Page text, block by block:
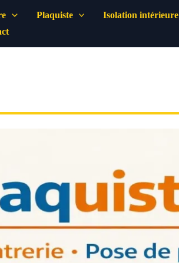
Plaquiste Isolation intérieure